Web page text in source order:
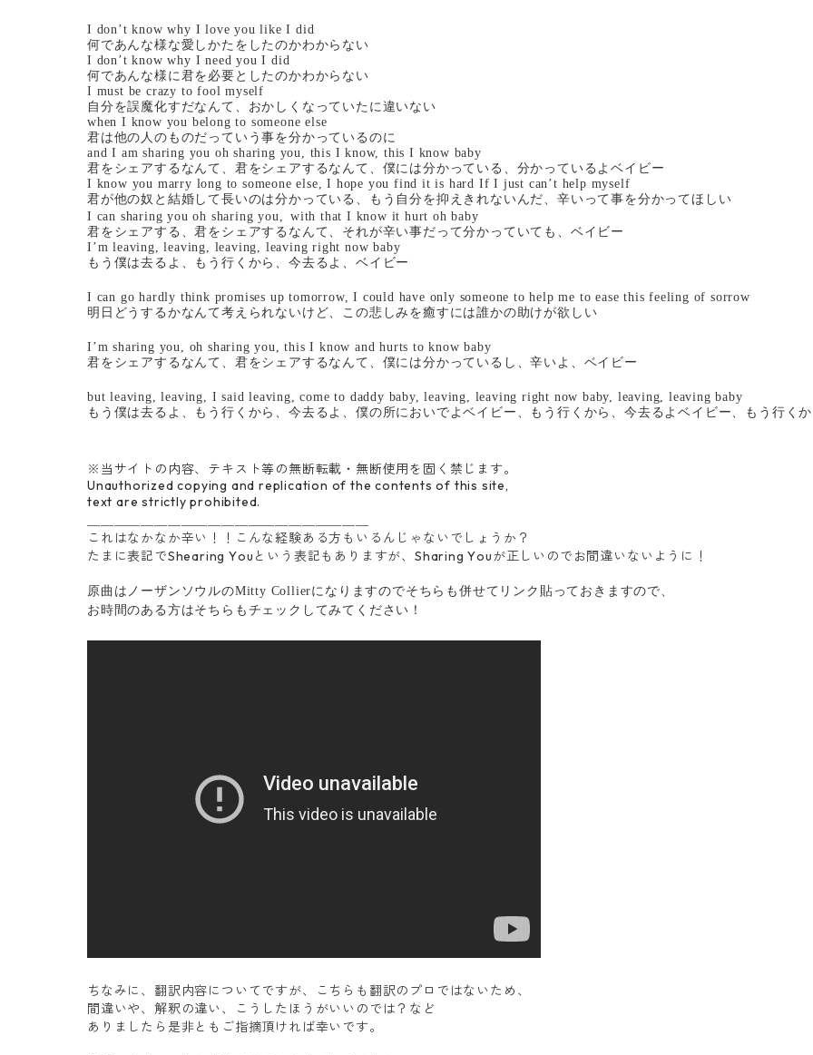
I don’t know why I love you like I did
何であんな様な愛しかたをしたのかわからない
I don’t know why I need you I did
何であんな様に君を必要としたのかわからない
I must be crazy to fool myself
自分を誤魔化すだなんて、おかしくなっていたに違いない
when I know you belong to someone else
君は他の人のものだっていう事を分かっているのに
and I am sharing you oh sharing you, this I know, this I know baby
君をシェアするなんて、君をシェアするなんて、僕には分かっている、分かっているよベイビー
I know you marry long to someone else, I hope you find it is hard If I just can’t help myself
君が他の奴と結婚して長いのは分かっている、もう自分を抑えきれないんだ、辛いって事を分かってほしい
I can sharing you oh sharing you,
with that I know it hurt oh baby
君をシェアする、君をシェアするなんて、それが辛い事だって分かっていても、ベイビー
I’m leaving, leaving, leaving, leaving right now baby
もう僕は去るよ、もう行くから、今去るよ、ベイビー
I can go hardly think promises up tomorrow, I could have only someone to help me to ease this feeling of sorrow
明日どうするかなんて考えられないけど、この悲しみを癒すには誰かの助けが欲しい
I’m sharing you, oh sharing you, this I know and hurts to know baby
君をシェアするなんて、君をシェアするなんて、僕には分かっているし、辛いよ、ベイビー
but leaving, leaving, I said leaving, come to daddy baby, leaving, leaving right now baby, leaving, leaving baby
もう僕は去るよ、もう行くから、今去るよ、僕の所においでよベイビー、もう行くから、今去るよベイビー、もう行く
※当サイトの内容、テキスト等の無断転載・無断使用を固く禁じます。
Unauthorized copying and replication of the contents of this site,
text are strictly prohibited.
これはなかなか辛い！！こんな経験ある方もいるんじゃないでしょうか？
たまに表記でShearing Youという表記もありますが、Sharing Youが正しいのでお間違いないように！
原曲はノーザンソウルのMitty Collierになりますのでそちらも併せてリンク貼っておきますので、
お時間のある方はそちらもチェックしてみてください！
ちなみに、翻訳内容についてですが、こちらも翻訳のプロではないため、
間違いや、解釈の違い、こうしたほうがいいのでは？など
ありましたら是非ともご指摘頂ければ幸いです。